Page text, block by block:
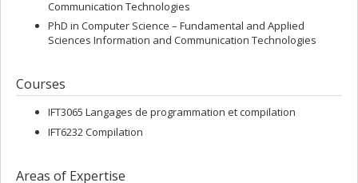
Communication Technologies
PhD in Computer Science – Fundamental and Applied
Sciences Information and Communication Technologies
Courses
IFT3065 Langages de programmation et compilation
IFT6232 Compilation
Areas of Expertise